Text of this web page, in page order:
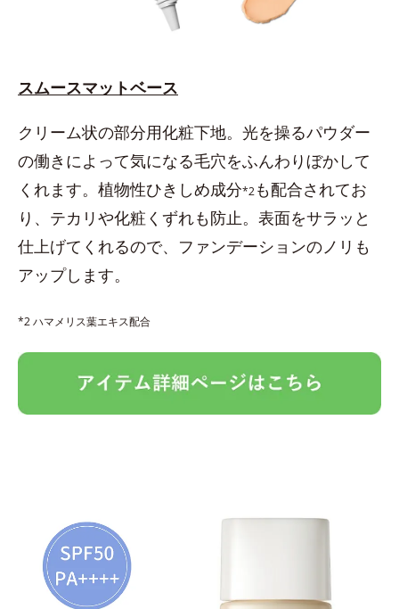
スムースマットベース
クリーム状の部分用化粧下地。光を操るパウダー
の働きによって気になる毛穴をふんわりぼかして
くれます。植物性ひきしめ成分*2も配合されてお
り、テカリや化粧くずれも防止。表面をサラッと
仕上げてくれるので、ファンデーションのノリも
アップします。
*2 ハマメリス葉エキス配合